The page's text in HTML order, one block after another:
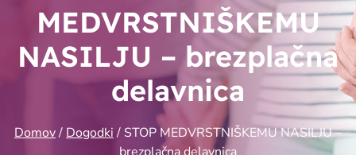
MEDVRSTNIŠKEMU
NASILJU – brezplačna
delavnica
Domov/ Dogodki/ STOP MEDVRSTNIŠKEMU NASILJU –